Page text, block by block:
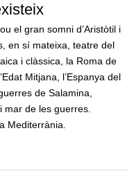
el gran somni d’Aristòtil i
en sí mateixa, teatre del
i clàssica, la Roma de
Mitjana, l’Espanya del
de Salamina,
mar de les guerres.
Mediterrània.